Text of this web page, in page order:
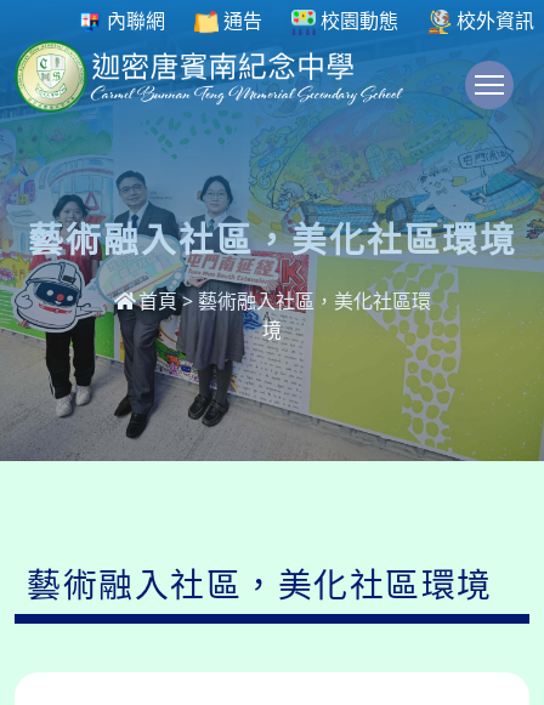
內聯網 通告 校園動態 校外資訊
藝術融入社區，美化社區環境
首頁 > 藝術融入社區，美化社區環
境
藝術融入社區，美化社區環境